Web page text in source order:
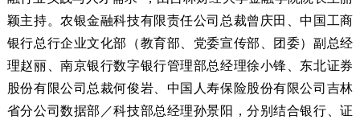
颖主持。农银金融科技有限责任公司总裁曾庆田、中国工商
银行总行企业文化部（教育部、党委宣传部、团委）副总经
理赵丽、南京银行数字银行管理部总经理徐小锋、东北证券
股份有限公司总裁何俊岩、中国人寿保险股份有限公司吉林
省分公司数据部／科技部总经理孙景阳，分别结合银行、证